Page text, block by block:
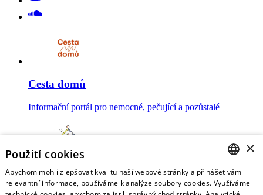
Cesta domů
Informační portál pro nemocné, pečující a pozůstalé
Mojesmrt.cz CZECH
×
Použití cookies
Abychom mohli zlepšovat kvalitu naší webové stránky a přinášet vám
relevantní informace, používáme k analýze soubory cookies. Využíváme